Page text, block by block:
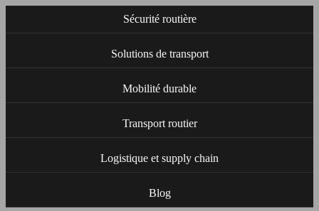
Sécurité routière
Solutions de transport
Mobilité durable
Transport routier
Logistique et supply chain
Blog